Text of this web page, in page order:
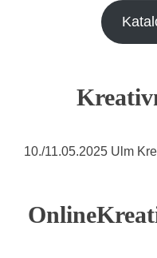
10./11.05.2025 Ulm